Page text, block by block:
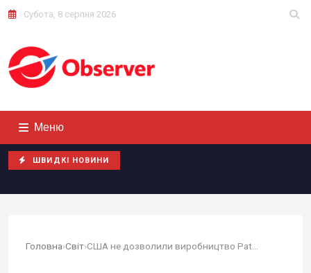
Субота, 8 серпня 2026
Меню
ШВИДКІ НОВИНИ
Головна›Світ›